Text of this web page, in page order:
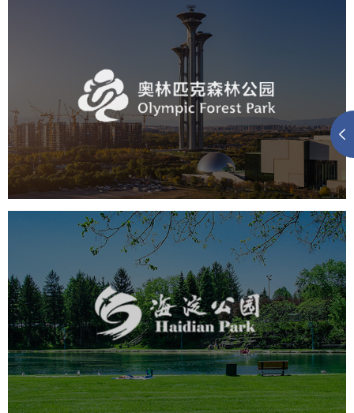
奥体森林公园
旅游休闲 公园 AI人工智能
智慧公园
智慧体育公园
智能步道 智能大数据平台
海淀公园
旅游休闲 公园 AI人工智能 智慧公园
智能步道
智能大数据平台
AR太极 智能语音亭